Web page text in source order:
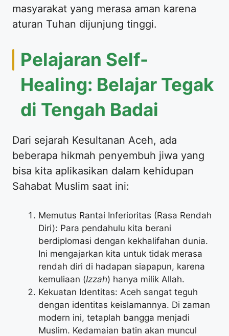
masyarakat yang merasa aman karena
aturan Tuhan dijunjung tinggi.
Pelajaran Self-
Healing: Belajar Tegak
di Tengah Badai
Dari sejarah Kesultanan Aceh, ada
beberapa hikmah penyembuh jiwa yang
bisa kita aplikasikan dalam kehidupan
Sahabat Muslim saat ini:
Memutus Rantai Inferioritas (Rasa Rendah
Diri): Para pendahulu kita berani
berdiplomasi dengan kekhalifahan dunia.
Ini mengajarkan kita untuk tidak merasa
rendah diri di hadapan siapapun, karena
kemuliaan (Izzah) hanya milik Allah.
Kekuatan Identitas: Aceh sangat teguh
dengan identitas keislamannya. Di zaman
modern ini, tetaplah bangga menjadi
Muslim. Kedamaian batin akan muncul